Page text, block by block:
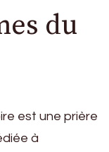
du
est une prière
à